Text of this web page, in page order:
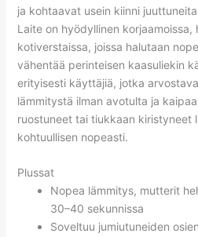
ja kohtaavat usein kiinni
Laite on hyödyllinen korjaamoissa,
kotiverstaissa, joissa halutaan
vähentää perinteisen kaasuliekin
erityisesti käyttäjiä, jotka
lämmitystä ilman avotulta ja
ruostuneet tai tiukkaan kiristyneet
kohtuullisen nopeasti.
Plussat
Nopea lämmitys, mutterit
30–40 sekunnissa
Soveltuu jumiutuneiden